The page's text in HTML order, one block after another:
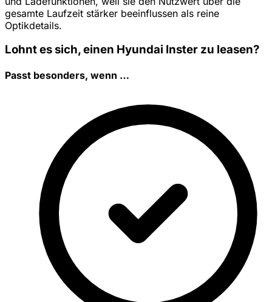
gesamte Laufzeit stärker beeinflussen als reine
Optikdetails.
Lohnt es sich, einen Hyundai Inster zu leasen?
Passt besonders, wenn …